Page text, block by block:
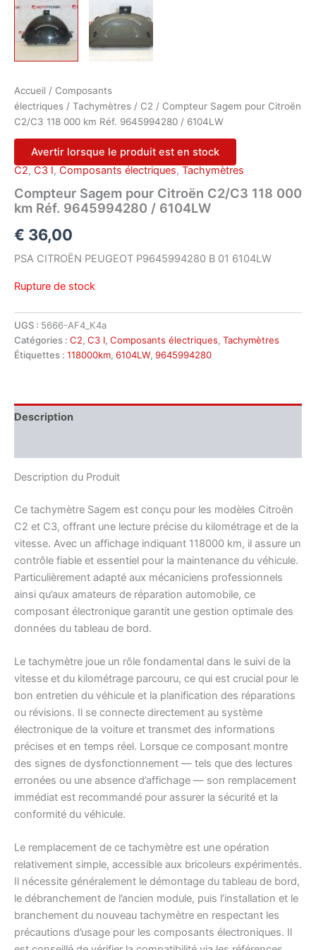
Accueil / Composants
électriques / Tachymètres / C2 / Compteur Sagem pour Citroën
C2/C3 118 000 km Réf. 9645994280 / 6104LW
Avertir lorsque le produit est en stock
C2, C3 I, Composants électriques, Tachymètres
Compteur Sagem pour Citroën C2/C3 118 000
km Réf. 9645994280 / 6104LW
€ 36,00
PSA CITROËN PEUGEOT P9645994280 B 01 6104LW
Rupture de stock
UGS : 5666-AF4_K4a
Catégories : C2, C3 I, Composants électriques, Tachymètres
Étiquettes : 118000km, 6104LW, 9645994280
Description
Description du Produit
Ce tachymètre Sagem est conçu pour les modèles Citroën
C2 et C3, offrant une lecture précise du kilométrage et de la
vitesse. Avec un affichage indiquant 118000 km, il assure un
contrôle fiable et essentiel pour la maintenance du véhicule.
Particulièrement adapté aux mécaniciens professionnels
ainsi qu’aux amateurs de réparation automobile, ce
composant électronique garantit une gestion optimale des
données du tableau de bord.
Le tachymètre joue un rôle fondamental dans le suivi de la
vitesse et du kilométrage parcouru, ce qui est crucial pour le
bon entretien du véhicule et la planification des réparations
ou révisions. Il se connecte directement au système
électronique de la voiture et transmet des informations
précises et en temps réel. Lorsque ce composant montre
des signes de dysfonctionnement — tels que des lectures
erronées ou une absence d’affichage — son remplacement
immédiat est recommandé pour assurer la sécurité et la
conformité du véhicule.
Le remplacement de ce tachymètre est une opération
relativement simple, accessible aux bricoleurs expérimentés.
Il nécessite généralement le démontage du tableau de bord,
le débranchement de l’ancien module, puis l’installation et le
branchement du nouveau tachymètre en respectant les
précautions d’usage pour les composants électroniques. Il